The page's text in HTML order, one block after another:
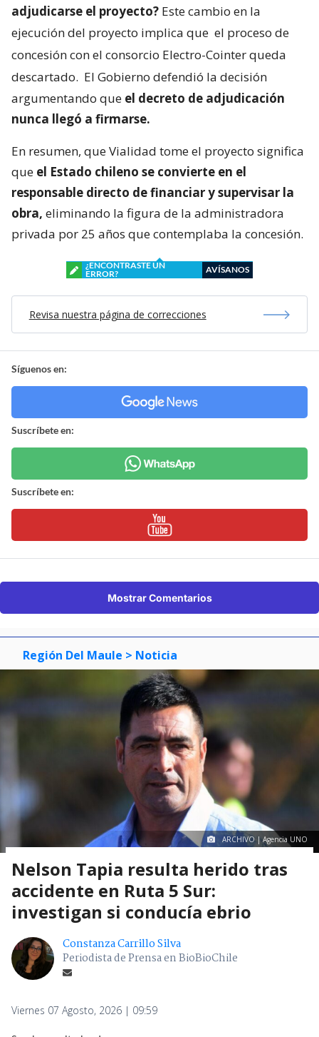
adjudicarse el proyecto? Este cambio en la
ejecución del proyecto implica que el proceso de
concesión con el consorcio Electro-Cointer queda
descartado. El Gobierno defendió la decisión
argumentando que el decreto de adjudicación
nunca llegó a firmarse.
En resumen, que Vialidad tome el proyecto significa
que el Estado chileno se convierte en el
responsable directo de financiar y supervisar la
obra, eliminando la figura de la administradora
privada por 25 años que contemplaba la concesión.
¿ENCONTRASTE UN
ERROR?
AVÍSANOS
Revisa nuestra página de correcciones
Síguenos en:
Suscríbete en:
Suscríbete en:
Mostrar Comentarios
Región Del Maule > Noticia
ARCHIVO | Agencia UNO
Nelson Tapia resulta herido tras
accidente en Ruta 5 Sur:
investigan si conducía ebrio
Constanza Carrillo Silva
Periodista de Prensa en BioBioChile
Viernes 07 Agosto, 2026 | 09:59